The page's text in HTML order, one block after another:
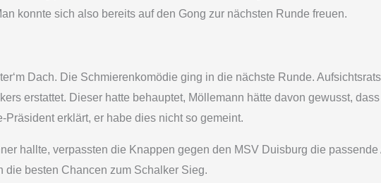
konnte sich also bereits auf den Gong zur nächsten Runde freuen.
Dach. Die Schmierenkomödie ging in die nächste Runde.
erstattet. Dieser hatte behauptet, Möllemann hätte davon gewusst,
erklärt, er habe dies nicht so gemeint.
hallte, verpassten die Knappen gegen den MSV Duisburg die
die besten Chancen zum Schalker Sieg.